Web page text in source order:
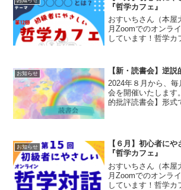
メソッド風に改訂さ
『哲学カフェ』
おすいちさん（本屋
月Zoomでのオンラ
しています！哲学カ
な出来事についてテ
かの話を聞いて自分
お知らせ
【新・読書会】逆
2024年８月から、
会を開催いたします
的批評読書会】形式
て万能感バリバリに
お知らせ
【６月】初心者に
『哲学カフェ』
おすいちさん（本屋
月Zoomでのオンラ
しています！哲学カ